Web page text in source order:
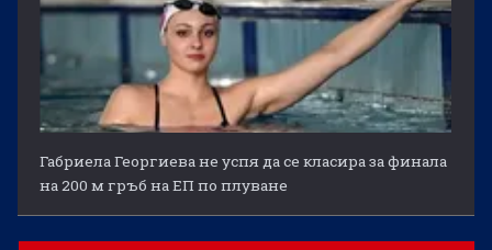
Габриела Георгиева не успя да се класира за финала
на 200 м гръб на ЕП по плуване